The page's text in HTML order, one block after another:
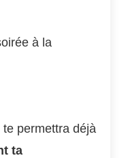
à la
permettra déjà
ta